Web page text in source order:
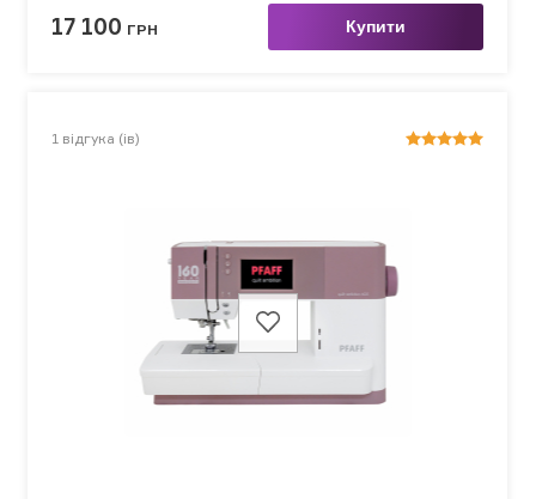
17 100 ГРН Купити
1 відгука (ів)